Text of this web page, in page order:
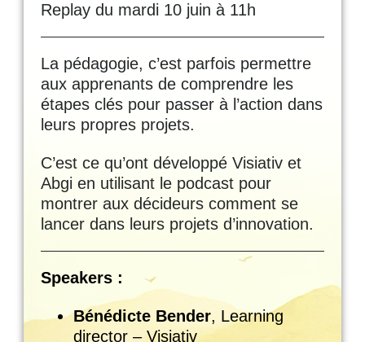
Replay du mardi 10 juin à 11h
La pédagogie, c’est parfois permettre
aux apprenants de comprendre les
étapes clés pour passer à l’action dans
leurs propres projets.
C’est ce qu’ont développé Visiativ et
Abgi en utilisant le podcast pour
montrer aux décideurs comment se
lancer dans leurs projets d’innovation.
Speakers :
Bénédicte Bender, Learning
director – Visiativ